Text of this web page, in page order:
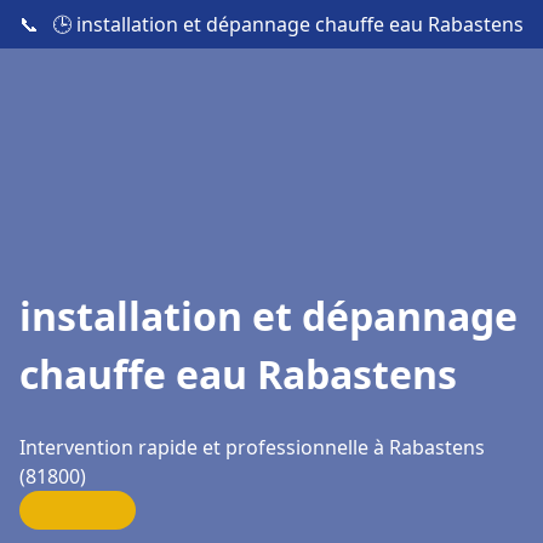
📞 🕒 installation et dépannage chauffe eau Rabastens
installation et dépannage
chauffe eau Rabastens
Intervention rapide et professionnelle à Rabastens
(81800)